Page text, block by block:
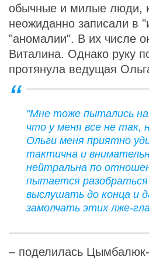
обычные и милые люди,
неожиданно записали в
"аномалии". В их числе
Виталина. Однако руку
протянула ведущая
"Мне тоже пытались
что у меня все не так,
Ольги меня приятно
тактична и
нейтральна по
пытается разобраться
выслушать до конца и
замолчать этих лже-
– поделилась